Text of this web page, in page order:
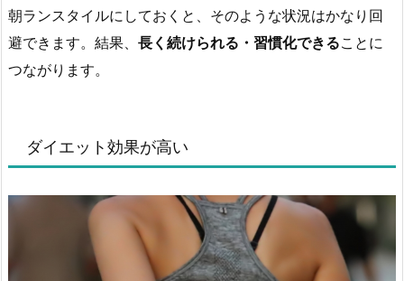
朝ランスタイルにしておくと、そのような状況はかなり回
避できます。結果、 長く続けられる・習慣化できることに
つながります。
ダイエット効果が高い